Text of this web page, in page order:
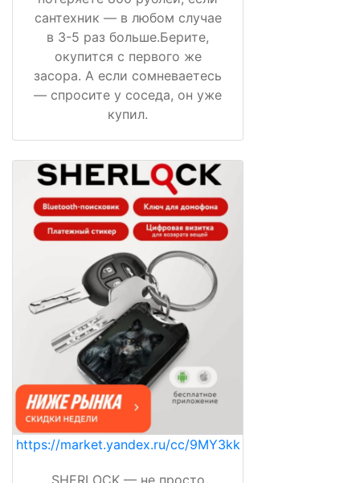
сантехник — в любом случае
в 3-5 раз больше.Берите,
окупится с первого же
засора. А если сомневаетесь
— спросите у соседа, он уже
купил.
https://market.yandex.ru/cc/9MY3kk
SHERLOCK — не просто